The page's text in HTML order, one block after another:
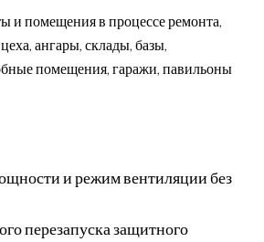
и помещения в процессе ремонта,
ангары, склады, базы,
помещения, гаражи, павильоны
и режим вентиляции без
перезапуска защитного